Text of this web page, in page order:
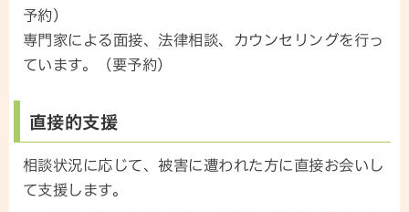
予約）
専門家による面接、法律相談、カウンセリングを行っ
ています。（要予約）
直接的支援
相談状況に応じて、被害に遭われた方に直接お会いし
て支援します。